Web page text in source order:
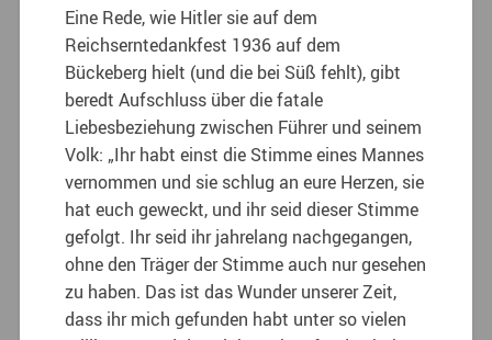
Eine Rede, wie Hitler sie auf dem
Reichserntedankfest 1936 auf dem
Bückeberg hielt (und die bei Süß fehlt), gibt
beredt Aufschluss über die fatale
Liebesbeziehung zwischen Führer und seinem
Volk: „Ihr habt einst die Stimme eines Mannes
vernommen und sie schlug an eure Herzen, sie
hat euch geweckt, und ihr seid dieser Stimme
gefolgt. Ihr seid ihr jahrelang nachgegangen,
ohne den Träger der Stimme auch nur gesehen
zu haben. Das ist das Wunder unserer Zeit,
dass ihr mich gefunden habt unter so vielen